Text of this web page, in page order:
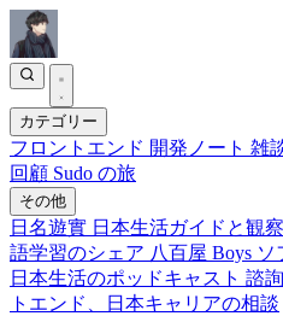
カテゴリー
フロントエンド 開発ノート 雑
回顧 Sudo の旅
その他
日名遊實 日本生活ガイドと観察
語学習のシェア 八百屋 Boys ソ
日本生活のポッドキャスト 諮詢
トエンド、日本キャリアの相談